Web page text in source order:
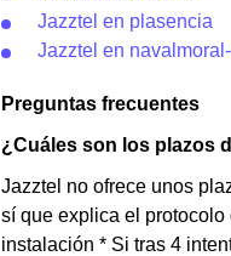
Jazztel en plasencia
Jazztel en
Preguntas frecuentes
¿Cuáles son los plazos
Jazztel no ofrece unos
sí que explica el protocolo
instalación * Si tras 4